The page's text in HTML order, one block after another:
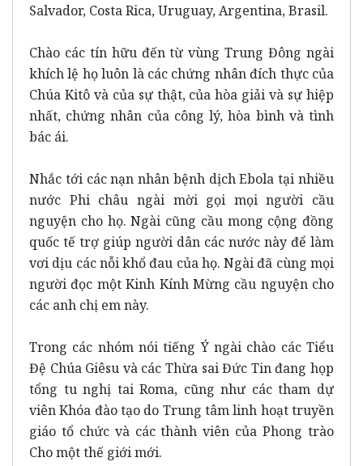
Salvador, Costa Rica, Uruguay, Argentina, Brasil.
Chào các tín hữu đến từ vùng Trung Đông ngài
khích lệ họ luôn là các chứng nhân đích thực của
Chúa Kitô và của sự thật, của hòa giải và sự hiệp
nhất, chứng nhân của công lý, hòa bình và tình
bác ái.
Nhắc tới các nạn nhân bệnh dịch Ebola tại nhiều
nước Phi châu ngài mời gọi mọi người cầu
nguyện cho họ. Ngài cũng cầu mong cộng đồng
quốc tế trợ giúp người dân các nước này để làm
vơi dịu các nỗi khổ đau của họ. Ngài đã cùng mọi
người đọc một Kinh Kính Mừng cầu nguyện cho
các anh chị em này.
Trong các nhóm nói tiếng Ý ngài chào các Tiểu
Đệ Chúa Giêsu và các Thừa sai Đức Tin đang họp
tổng tu nghị tai Roma, cũng như các tham dự
viên Khóa đào tạo do Trung tâm linh hoạt truyền
giáo tổ chức và các thành viên của Phong trào
Cho một thế giới mới.